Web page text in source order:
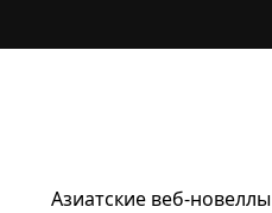
Азиатские веб-